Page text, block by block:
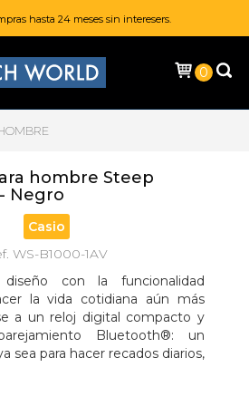
hasta 24 meses sin interesers.
0
hombre Steep
Negro
Casio
WS-B1000-1AV
con la funcionalidad
la vida cotidiana aún más
a un reloj digital compacto y
Bluetooth®: un
sea para hacer recados diarios,
trabajar en el bienestar.